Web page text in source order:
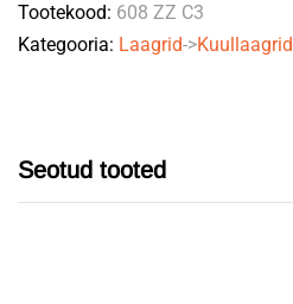
TIMKEN
quantity
Tootekood: 608 ZZ C3
Kategooria: Laagrid->Kuullaagrid
Seotud tooted